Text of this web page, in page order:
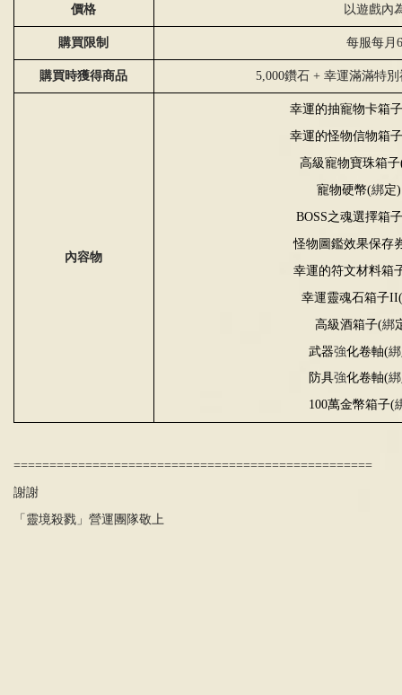
價格 以遊戲內
購買限制 每服每月
購買時獲得商品 5,000鑽石 + 幸運滿滿特
內容物
幸運的抽寵物卡箱
幸運的怪物信物箱
高級寵物寶珠箱子
寵物硬幣(綁定
BOSS之魂選擇箱
怪物圖鑑效果保存
幸運的符文材料箱
幸運靈魂石箱子II(
高級酒箱子(綁
武器強化卷軸(綁
防具強化卷軸(綁
100萬金幣箱子(
==================================================
謝謝
「靈境殺戮」營運團隊敬上